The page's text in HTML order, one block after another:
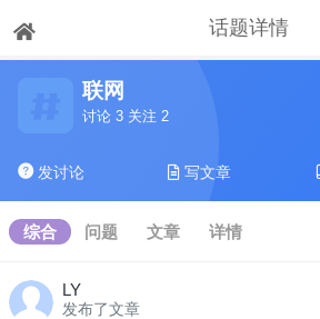
话题详情
下拉刷新
联网
讨论 3 关注 2
发讨论 写文章
综合 问题 文章 详情
LY
发布了文章